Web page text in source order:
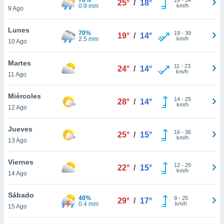
más
nuestra
y
de
disponible
cookies
aceptar
9 Ago
0.9 mm
25° / 18°
km/h
Lunes
10 Ago
70%
2.5 mm
19° / 14° 19- 39
km/h
Martes
11 Ago
24° / 14° 11 - 23
km/h
Miércoles
12 Ago
28° / 14° 14- 25
km/h
Jueves
13 Ago
25° / 15° 16- 36
km/h
Viernes
14 Ago
22° / 15° 12- 29
km/h
Sábado
15 Ago
40%
0.4 mm
29° / 17° 9- 25
km/h